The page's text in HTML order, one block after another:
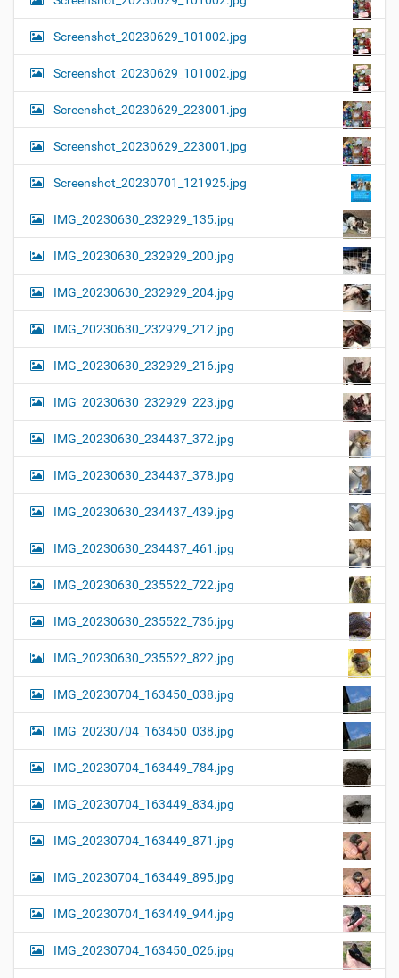
Screenshot_20230629_101002.jpg
Screenshot_20230629_101002.jpg
Screenshot_20230629_223001.jpg
Screenshot_20230629_223001.jpg
Screenshot_20230701_121925.jpg
IMG_20230630_232929_135.jpg
IMG_20230630_232929_200.jpg
IMG_20230630_232929_204.jpg
IMG_20230630_232929_212.jpg
IMG_20230630_232929_216.jpg
IMG_20230630_232929_223.jpg
IMG_20230630_234437_372.jpg
IMG_20230630_234437_378.jpg
IMG_20230630_234437_439.jpg
IMG_20230630_234437_461.jpg
IMG_20230630_235522_722.jpg
IMG_20230630_235522_736.jpg
IMG_20230630_235522_822.jpg
IMG_20230704_163450_038.jpg
IMG_20230704_163450_038.jpg
IMG_20230704_163449_784.jpg
IMG_20230704_163449_834.jpg
IMG_20230704_163449_871.jpg
IMG_20230704_163449_895.jpg
IMG_20230704_163449_944.jpg
IMG_20230704_163450_026.jpg